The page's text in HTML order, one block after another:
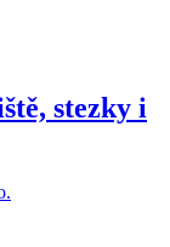
stezky i